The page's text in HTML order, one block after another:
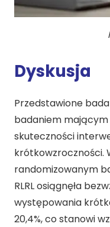
Dyskusja
Przedstawione
badaniem
skuteczności
krótkowzroczności.
randomizowanym
RLRL osiągnęła
występowania
20,4%, co stanowi